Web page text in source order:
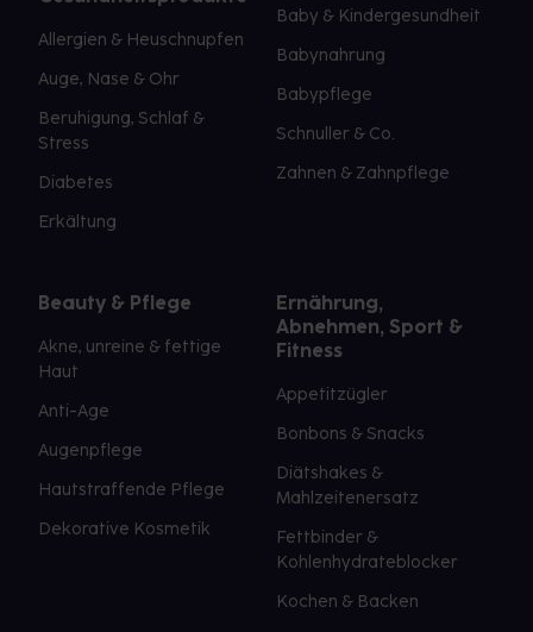
Allergien & Heuschnupfen
Auge, Nase & Ohr
Beruhigung, Schlaf &
Stress
Diabetes
Erkältung
Baby & Kindergesundheit
Babynahrung
Babypflege
Schnuller & Co.
Zahnen & Zahnpflege
Beauty & Pflege
Akne, unreine & fettige
Haut
Anti-Age
Augenpflege
Hautstraffende Pflege
Dekorative Kosmetik
Ernährung,
Abnehmen, Sport &
Fitness
Appetitzügler
Bonbons & Snacks
Diätshakes &
Mahlzeitenersatz
Fettbinder &
Kohlenhydrateblocker
Kochen & Backen